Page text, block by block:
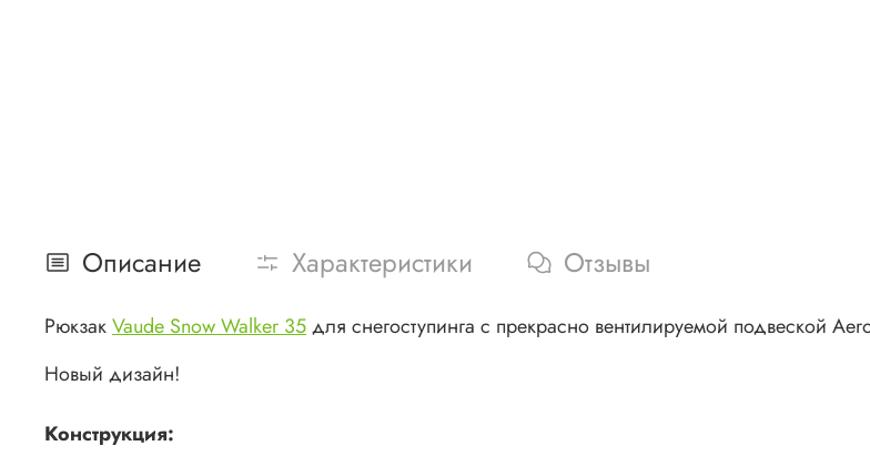
Описание Характеристики Отзывы
РюкзакVaude Snow Walker 35для снегоступинга с прекрасно вентилируемой подвеской
Новый дизайн!
Конструкция: